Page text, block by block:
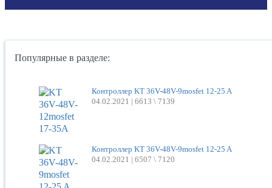
Популярные в разделе:
Контроллер KT 36V-48V-9mosfet 12-25 A
04.02.2021 | 6613 \ 7139
Контроллер KT 36V-48V-9mosfet 12-25 A
04.02.2021 | 6507 \ 7120